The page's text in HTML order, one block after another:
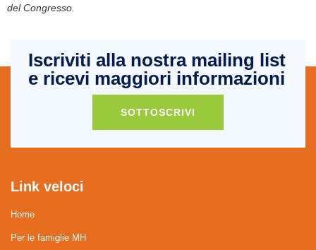
del Congresso.
Iscriviti alla nostra mailing list
e ricevi maggiori informazioni
SOTTOSCRIVI
Link veloci
Home
Per le famiglie MH